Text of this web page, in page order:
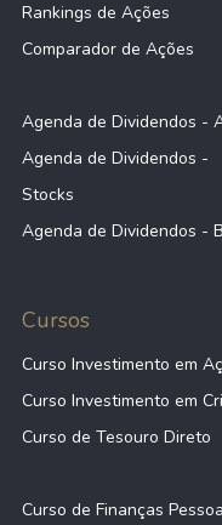
Rankings de Ações
Comparador de Ações
Agenda de Dividendos -
Agenda de Dividendos -
Stocks
Agenda de Dividendos -
Cursos
Curso Investimento em
Curso Investimento em
Curso de Tesouro Direto
Curso de Finanças